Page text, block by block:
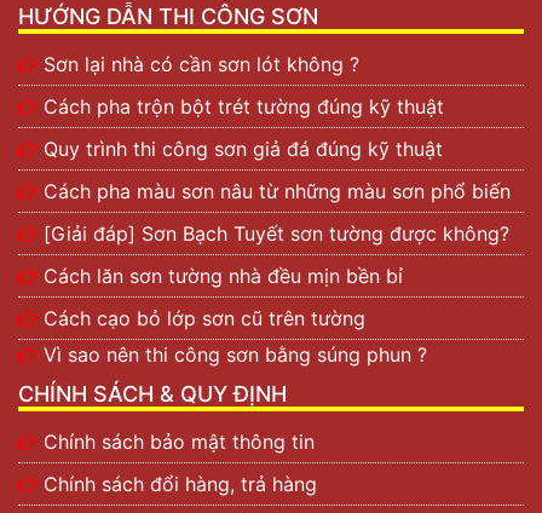
HƯỚNG DẪN THI CÔNG SƠN
Sơn lại nhà có cần sơn lót không ?
Cách pha trộn bột trét tường đúng kỹ thuật
Quy trình thi công sơn giả đá đúng kỹ thuật
Cách pha màu sơn nâu từ những màu sơn phổ biến
[Giải đáp] Sơn Bạch Tuyết sơn tường được không?
Cách lăn sơn tường nhà đều mịn bền bỉ
Cách cạo bỏ lớp sơn cũ trên tường
Vì sao nên thi công sơn bằng súng phun ?
CHÍNH SÁCH & QUY ĐỊNH
Chính sách bảo mật thông tin
Chính sách đổi hàng, trả hàng